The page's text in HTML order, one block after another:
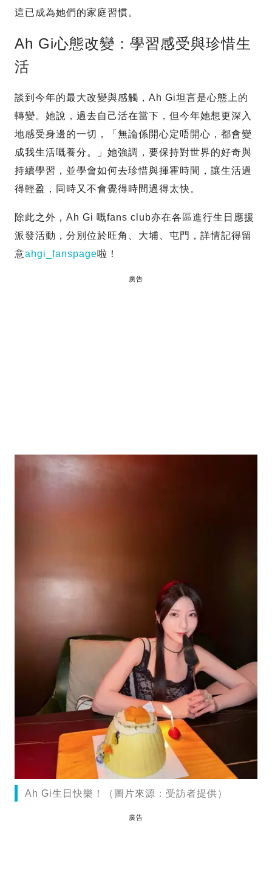
這已成為她們的家庭習慣。
Ah Gi心態改變：學習感受與珍惜生
活
談到今年的最大改變與感觸，Ah Gi坦言是心態上的
轉變。她說，過去自己活在當下，但今年她想更深入
地感受身邊的一切，「無論係開心定唔開心，都會變
成我生活嘅養分。」她強調，要保持對世界的好奇與
持續學習，並學會如何去珍惜與揮霍時間，讓生活過
得輕盈，同時又不會覺得時間過得太快。
除此之外，Ah Gi 嘅fans club亦在各區進行生日應援
派發活動，分別位於旺角、大埔、屯門，詳情記得留
意ahgi_fanspage啦！
廣告
Ah Gi生日快樂！（圖片來源：受訪者提供）
廣告